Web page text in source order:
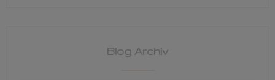
Blog Archiv